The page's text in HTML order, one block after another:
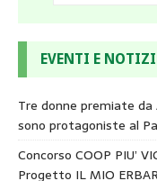
EVENTI E
Tre donne premiate da
sono protagoniste al
Concorso COOP PIU’
Progetto IL MIO